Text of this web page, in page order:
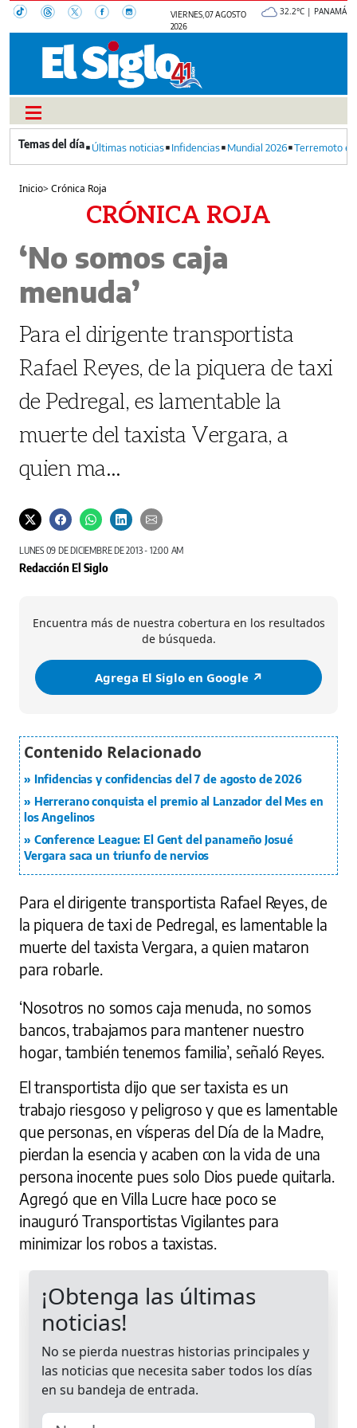
VIERNES, 07 AGOSTO
2026
32.2°C | PANAMÁ
Últimas noticias Infidencias Mundial 2026 Terremoto
Inicio>Crónica Roja
CRÓNICA ROJA
‘No somos caja
menuda’
Para el dirigente transportista
Rafael Reyes, de la piquera de taxi
de Pedregal, es lamentable la
muerte del taxista Vergara, a
quien ma...
LUNES 09 DE DICIEMBRE DE 2013 - 12:00 AM
Redacción El Siglo
Encuentra más de nuestra cobertura en los resultados
de búsqueda.
Agrega El Siglo en Google ↗️
Infidencias y confidencias del 7 de agosto de 2026
Herrerano conquista el premio al Lanzador del Mes en
los Angelinos
Conference League: El Gent del panameño Josué
Vergara saca un triunfo de nervios
Para el dirigente transportista Rafael Reyes, de
la piquera de taxi de Pedregal, es lamentable la
muerte del taxista Vergara, a quien mataron
para robarle.
‘Nosotros no somos caja menuda, no somos
bancos, trabajamos para mantener nuestro
hogar, también tenemos familia’, señaló Reyes.
El transportista dijo que ser taxista es un
trabajo riesgoso y peligroso y que es lamentable
que personas, en vísperas del Día de la Madre,
pierdan la esencia y acaben con la vida de una
persona inocente pues solo Dios puede quitarla.
Agregó que en Villa Lucre hace poco se
inauguró Transportistas Vigilantes para
minimizar los robos a taxistas.